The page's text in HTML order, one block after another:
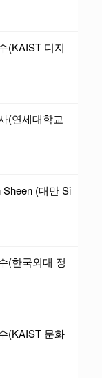
(KAIST 디지
(연세대학교
(대만 Si
(한국외대 정
(KAIST 문화